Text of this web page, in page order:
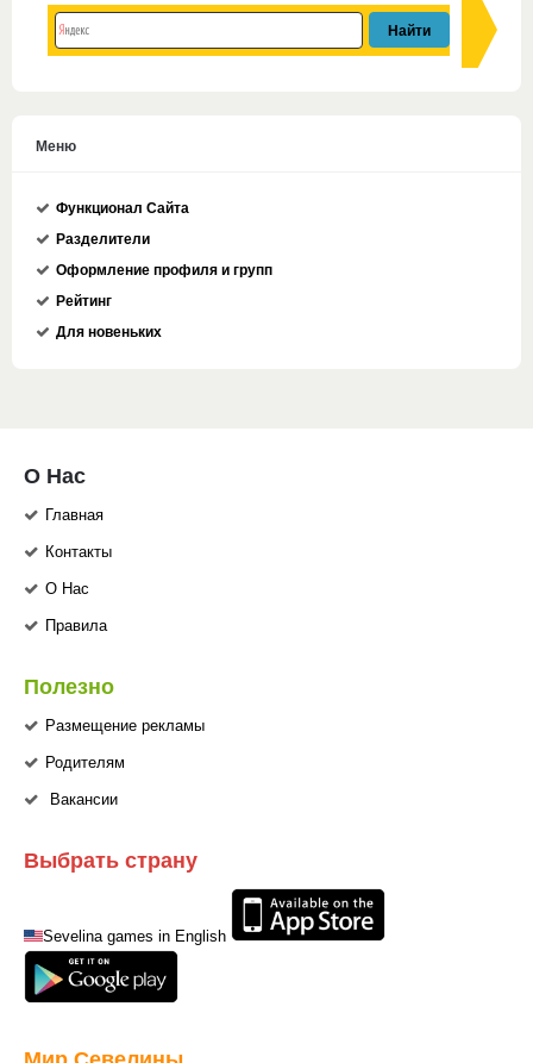
Меню
Функционал Сайта
Разделители
Оформление профиля и групп
Рейтинг
Для новеньких
О Нас
Главная
Контакты
О Нас
Правила
Полезно
Размещение рекламы
Родителям
Вакансии
Выбрать страну
Sevelina games in English